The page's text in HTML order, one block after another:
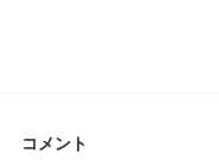
コメント